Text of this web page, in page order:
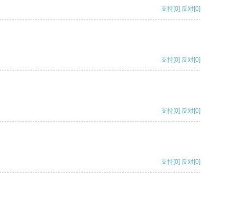
支持[0] 反对[0]
支持[0] 反对[0]
支持[0] 反对[0]
支持[0] 反对[0]